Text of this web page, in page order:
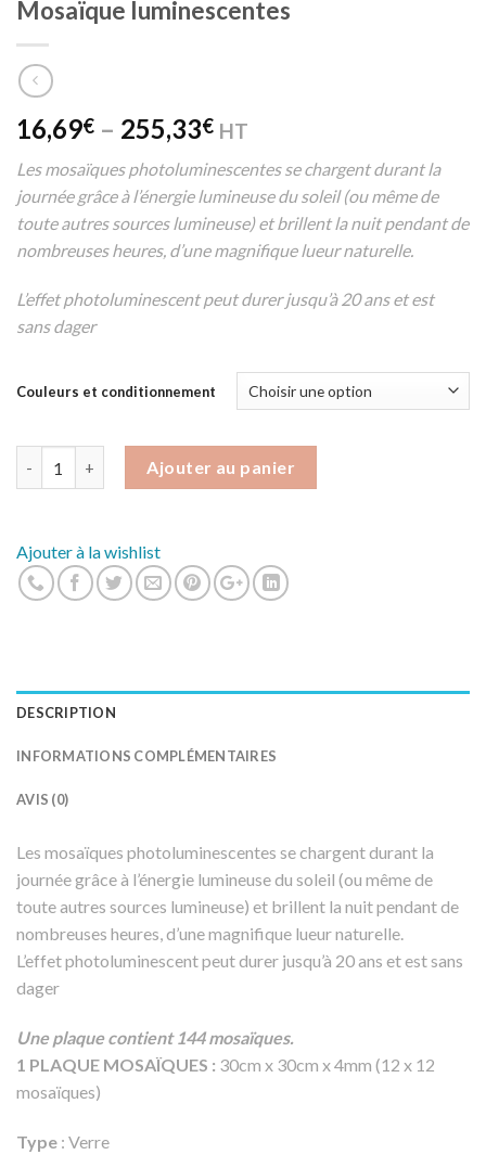
Mosaïque luminescentes
16,69€ – 255,33€ HT
Les mosaïques photoluminescentes se chargent durant la
journée grâce à l’énergie lumineuse du soleil (ou même de
toute autres sources lumineuse) et brillent la nuit pendant de
nombreuses heures, d’une magnifique lueur naturelle.
L’effet photoluminescent peut durer jusqu’à 20 ans et est
sans dager
Couleurs et conditionnement
Ajouter au panier
Ajouter à la wishlist
DESCRIPTION
INFORMATIONS COMPLÉMENTAIRES
AVIS (0)
Les mosaïques photoluminescentes se chargent durant la
journée grâce à l’énergie lumineuse du soleil (ou même de
toute autres sources lumineuse) et brillent la nuit pendant de
nombreuses heures, d’une magnifique lueur naturelle.
L’effet photoluminescent peut durer jusqu’à 20 ans et est sans
dager
Une plaque contient 144 mosaïques.
1 PLAQUE MOSAÏQUES : 30cm x 30cm x 4mm (12 x 12
mosaïques)
Type : Verre